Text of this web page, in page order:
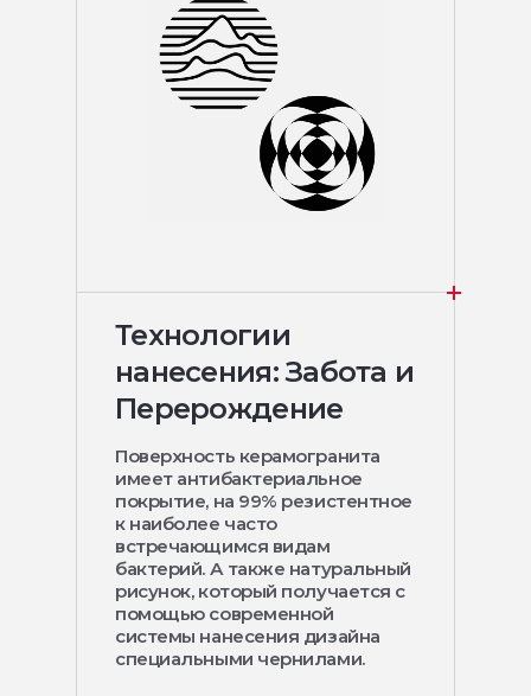
Технологии
нанесения: Забота и
Перерождение
Поверхность керамогранита
имеет антибактериальное
покрытие, на 99% резистентное
к наиболее часто
встречающимся видам
бактерий. А также натуральный
рисунок, который получается с
помощью современной
системы нанесения дизайна
специальными чернилами.